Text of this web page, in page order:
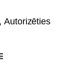
Autorizēties